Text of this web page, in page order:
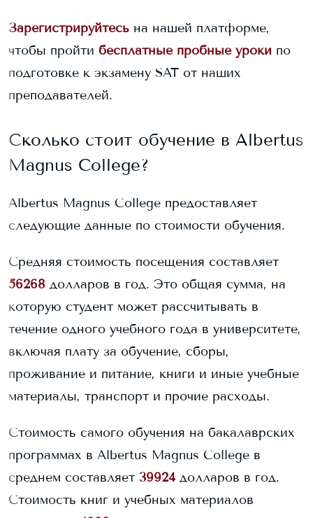
Зарегистрируйтесь на нашей платформе,
чтобы пройти бесплатные пробные уроки по
подготовке к экзамену SAT от наших
преподавателей.
Сколько стоит обучение в Albertus
Magnus College?
Albertus Magnus College предоставляет
следующие данные по стоимости обучения.
Средняя стоимость посещения составляет
56268 долларов в год. Это общая сумма, на
которую студент может рассчитывать в
течение одного учебного года в университете,
включая плату за обучение, сборы,
проживание и питание, книги и иные учебные
материалы, транспорт и прочие расходы.
Стоимость самого обучения на бакалаврских
программах в Albertus Magnus College в
среднем составляет 39924 долларов в год.
Стоимость книг и учебных материалов